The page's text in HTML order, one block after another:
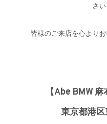
さい
皆様のご来店を心より
【Abe BMW
東京都港区